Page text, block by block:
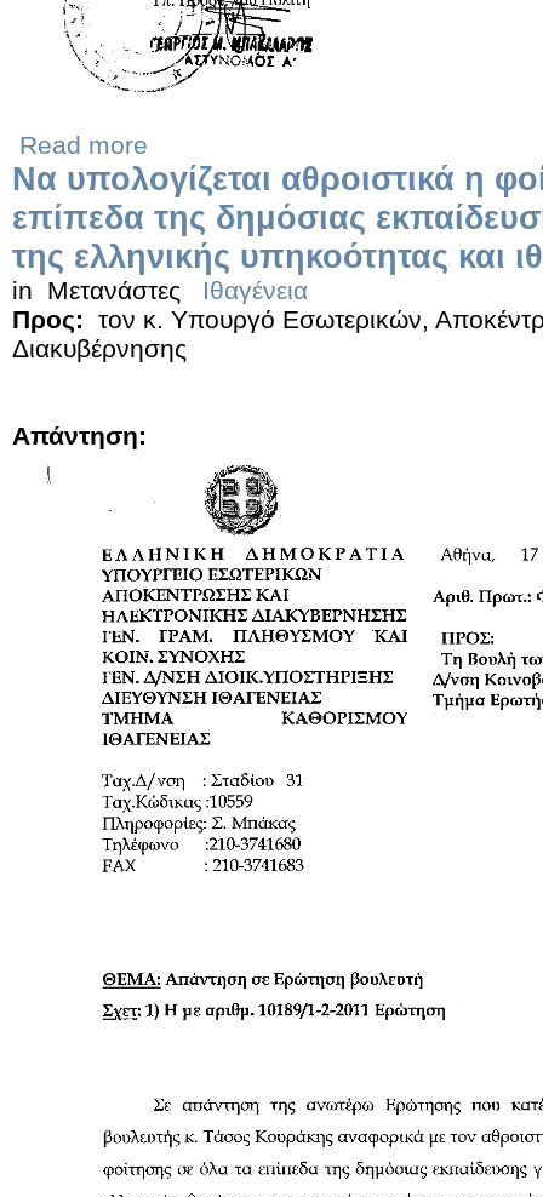
Read more
Να υπολογίζεται αθροιστικά η
επίπεδα της δημόσιας
της ελληνικής υπηκοότητας και
in Μετανάστες
Ιθαγένεια
Προς:
τον κ. Υπουργό Εσωτερικών,
Διακυβέρνησης
Απάντηση: